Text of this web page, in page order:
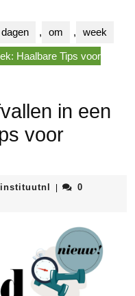
dagen , om , week
Haalbare Tips voor
in een
voor
sophiainstituutnl
0